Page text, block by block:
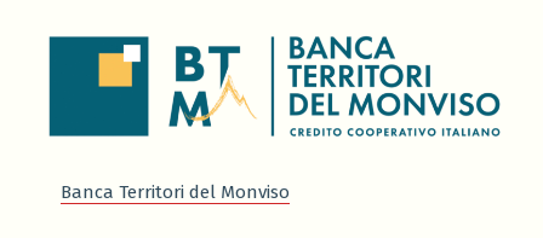
Banca Territori del Monviso